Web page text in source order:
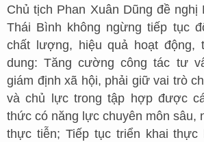
Chủ tịch Phan Xuân Dũng đề nghị
Thái Bình không ngừng tiếp tục
chất lượng, hiệu quả hoạt động,
dung: Tăng cường công tác tư
giám định xã hội, phải giữ vai trò
và chủ lực trong tập hợp được
thức có năng lực chuyên môn sâu,
thực tiễn; Tiếp tục triển khai thực